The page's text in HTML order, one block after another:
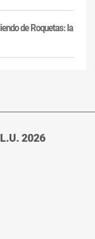
de Roquetas: la
2026